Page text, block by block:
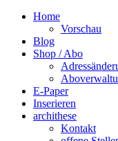
Home
Vorschau
Blog
Shop / Abo
E-Paper
Inserieren
archithese
Kontakt